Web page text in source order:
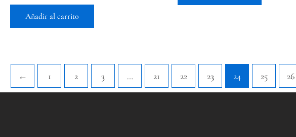
5.00
de 5Añadir al carrito
← 1 2 3 … 21 22 23 24 25 26